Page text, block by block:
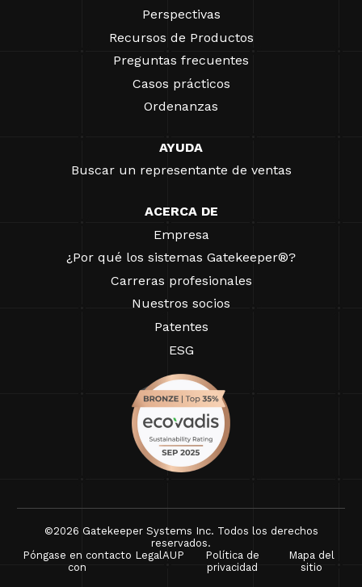
Perspectivas
Recursos de Productos
Preguntas frecuentes
Casos prácticos
Ordenanzas
AYUDA
Buscar un representante de ventas
ACERCA DE
Empresa
¿Por qué los sistemas Gatekeeper®?
Carreras profesionales
Nuestros socios
Patentes
ESG
©2026 Gatekeeper Systems Inc. Todos los derechos
reservados.
Póngase en contacto
con
LegalAUP
Política de
privacidad
Mapa del
sitio